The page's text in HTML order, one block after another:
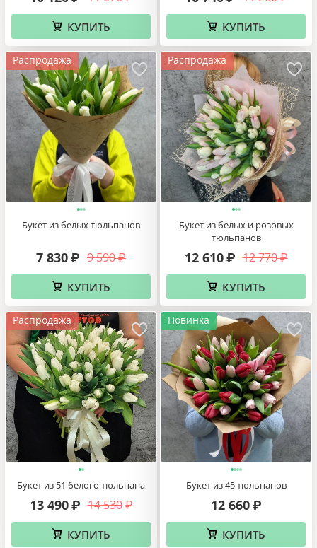
КУПИТЬ КУПИТЬ
Распродажа
Букет из белых тюльпанов
9 590 ₽
7 830₽
КУПИТЬ
Распродажа
Букет из белых и розовых
тюльпанов
12 770 ₽
12 610 ₽
КУПИТЬ
Распродажа
Букет из 51 белого тюльпана
14 530 ₽
13 490 ₽
КУПИТЬ
Новинка
Букет из 45 тюльпанов
12 660 ₽
КУПИТЬ